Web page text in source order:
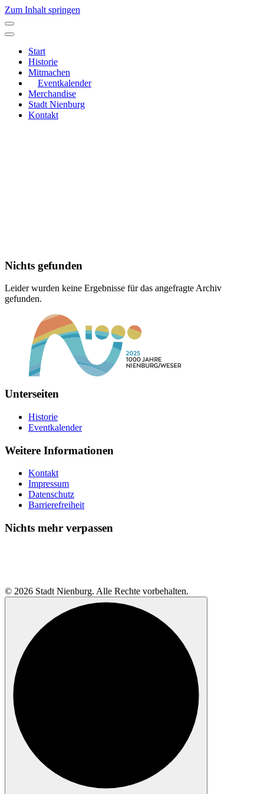
Zum Inhalt springen
Hauptnavigation
Start
Historie
Mitmachen
Eventkalender
Merchandise
Stadt Nienburg
Kontakt
Nichts gefunden
Leider wurden keine Ergebnisse für das angefragte Archiv
gefunden.
Unterseiten
Historie
Eventkalender
Weitere Informationen
Kontakt
Impressum
Datenschutz
Barrierefreiheit
Nichts mehr verpassen
© 2026 Stadt Nienburg. Alle Rechte vorbehalten.